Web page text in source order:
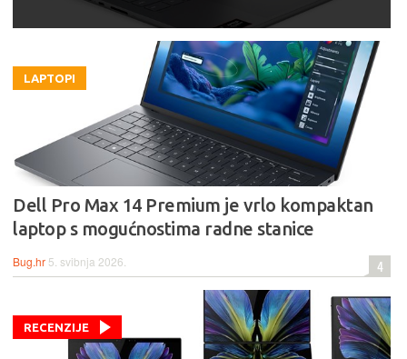
LAPTOPI
Dell Pro Max 14 Premium je vrlo kompaktan
laptop s mogućnostima radne stanice
Bug.hr 5. svibnja 2026. 4
RECENZIJE